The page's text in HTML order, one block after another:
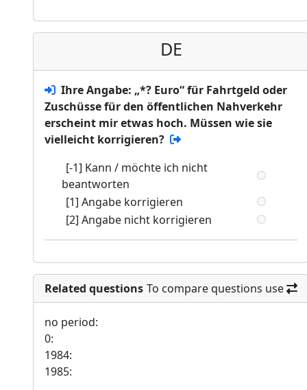
DE
Ihre Angabe: „*? Euro“ für Fahrtgeld oder
Zuschüsse für den öffentlichen Nahverkehr
erscheint mir etwas hoch. Müssen wie sie
vielleicht korrigieren?
[-1] Kann / möchte ich nicht
beantworten
[1] Angabe korrigieren
[2] Angabe nicht korrigieren
Related questions To compare questions use
no period:
0:
1984:
1985: